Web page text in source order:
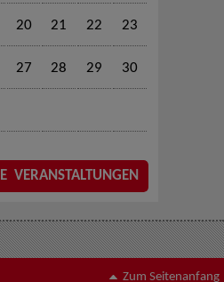
20 21 22 23
27 28 29 30
VERANSTALTUNGEN
Zum Seitenanfang